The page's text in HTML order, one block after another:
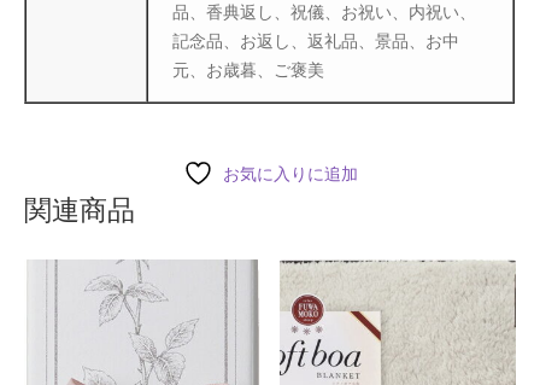
品、香典返し、祝儀、お祝い、内祝い、
記念品、お返し、返礼品、景品、お中
元、お歳暮、ご褒美
お気に入りに追加
関連商品